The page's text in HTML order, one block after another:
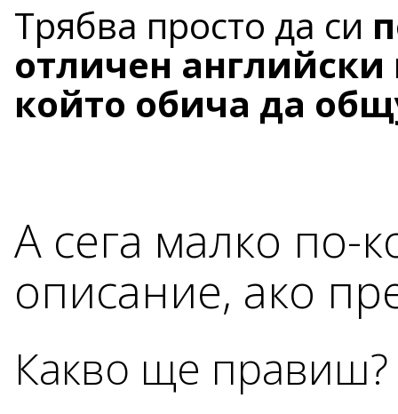
Трябва просто да си
отличен английски
който обича да
А сега малко по-
описание, ако
Какво ще правиш?